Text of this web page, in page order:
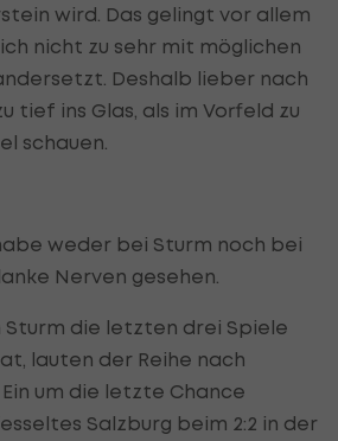
wird. Das gelingt vor allem
nicht zu sehr mit möglichen
Deshalb lieber nach
tief ins Glas, als im Vorfeld zu
schauen.
weder bei Sturm noch bei
Nerven gesehen.
Sturm die letzten drei Spiele
lauten der Reihe nach
um die letzte Chance
Salzburg beim 2:2 in der